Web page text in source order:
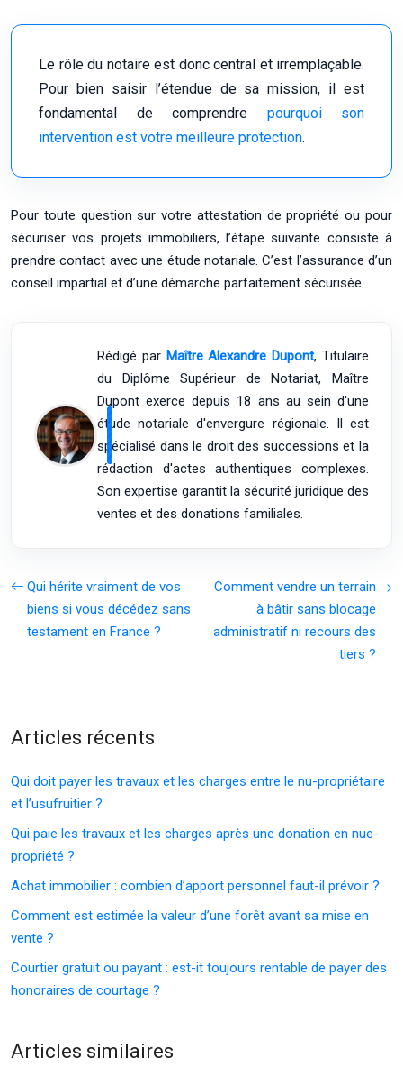
Le rôle du notaire est donc central et irremplaçable.
Pour bien saisir l’étendue de sa mission, il est
fondamental de comprendre pourquoi son
intervention est votre meilleure protection.
Pour toute question sur votre attestation de propriété ou pour
sécuriser vos projets immobiliers, l’étape suivante consiste à
prendre contact avec une étude notariale. C’est l’assurance d’un
conseil impartial et d’une démarche parfaitement sécurisée.
Rédigé par Maître Alexandre Dupont, Titulaire
du Diplôme Supérieur de Notariat, Maître
Dupont exerce depuis 18 ans au sein d'une
étude notariale d'envergure régionale. Il est
spécialisé dans le droit des successions et la
rédaction d'actes authentiques complexes.
Son expertise garantit la sécurité juridique des
ventes et des donations familiales.
Qui hérite vraiment de vos
biens si vous décédez sans
testament en France ?
Comment vendre un terrain
à bâtir sans blocage
administratif ni recours des
tiers ?
Articles récents
Qui doit payer les travaux et les charges entre le nu-propriétaire
et l’usufruitier ?
Qui paie les travaux et les charges après une donation en nue-
propriété ?
Achat immobilier : combien d’apport personnel faut-il prévoir ?
Comment est estimée la valeur d’une forêt avant sa mise en
vente ?
Courtier gratuit ou payant : est-it toujours rentable de payer des
honoraires de courtage ?
Articles similaires